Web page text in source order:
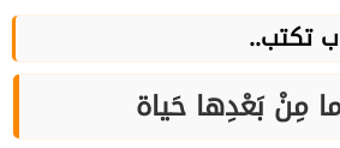
تكتب..
مِنْ بَعْدِها حَياة